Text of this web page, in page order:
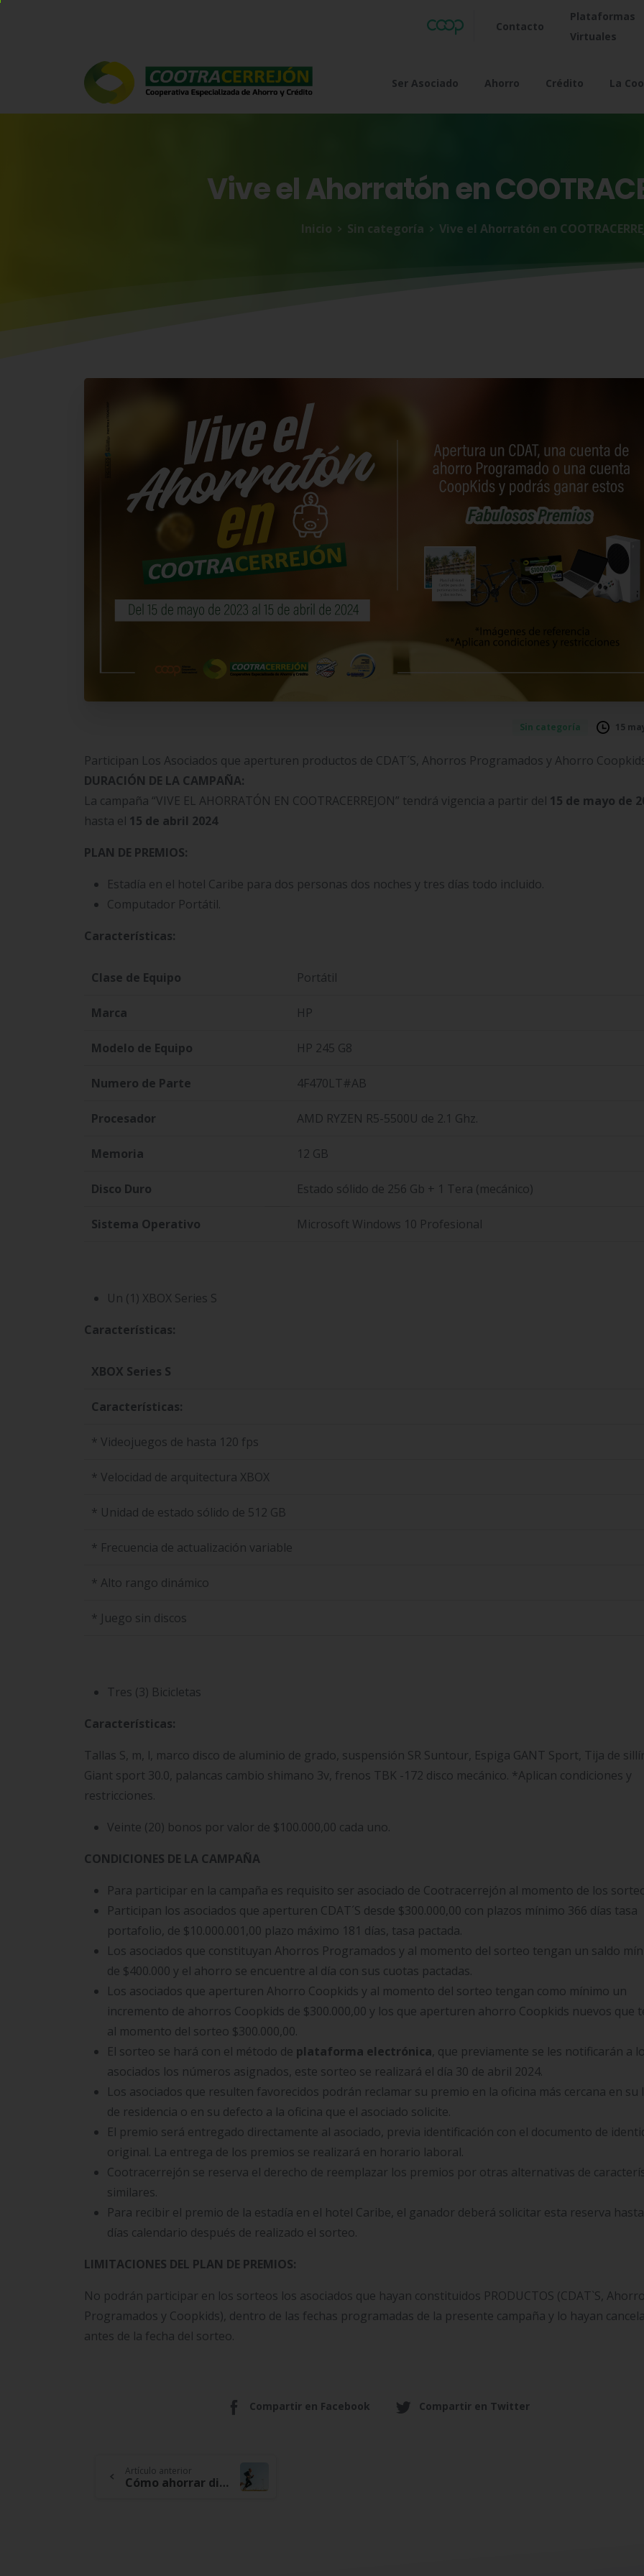
Contacto
Plataformas
Virtuales
Ser Asociado Ahorro Crédito La
ViveelAhorratónen
Inicio Sin categoría Vive el Ahorratón en
Sin categoría 15
Participan Los Asociados que aperturen productos de CDAT´S, Ahorros Programados y Ahorro
DURACIÓN DE LA CAMPAÑA:
La campaña “VIVE EL AHORRATÓN EN COOTRACERREJON” tendrá vigencia a partir del 15 de mayo de
hasta el 15 de abril 2024
PLAN DE PREMIOS:
Estadía en el hotel Caribe para dos personas dos noches y tres días todo incluido.
Computador Portátil.
Características:
Clase de Equipo Portátil
Marca HP
Modelo de Equipo HP 245 G8
Numero de Parte 4F470LT#AB
Procesador AMD RYZEN R5-5500U de 2.1 Ghz.
Memoria 12 GB
Disco Duro Estado sólido de 256 Gb + 1 Tera (mecánico)
Sistema Operativo Microsoft Windows 10 Profesional
Un (1) XBOX Series S
Características:
XBOX Series S
Características:
* Videojuegos de hasta 120 fps
* Velocidad de arquitectura XBOX
* Unidad de estado sólido de 512 GB
* Frecuencia de actualización variable
* Alto rango dinámico
* Juego sin discos
Tres (3) Bicicletas
Características:
Tallas S, m, l, marco disco de aluminio de grado, suspensión SR Suntour, Espiga GANT Sport, Tija de
Giant sport 30.0, palancas cambio shimano 3v, frenos TBK -172 disco mecánico. *Aplican condiciones y
restricciones.
Veinte (20) bonos por valor de $100.000,00 cada uno.
CONDICIONES DE LA CAMPAÑA
Para participar en la campaña es requisito ser asociado de Cootracerrejón al momento de los
Participan los asociados que aperturen CDAT´S desde $300.000,00 con plazos mínimo 366 días tasa
portafolio, de $10.000.001,00 plazo máximo 181 días, tasa pactada.
Los asociados que constituyan Ahorros Programados y al momento del sorteo tengan un saldo
de $400.000 y el ahorro se encuentre al día con sus cuotas pactadas.
Los asociados que aperturen Ahorro Coopkids y al momento del sorteo tengan como mínimo un
incremento de ahorros Coopkids de $300.000,00 y los que aperturen ahorro Coopkids nuevos que
al momento del sorteo $300.000,00.
El sorteo se hará con el método de plataforma electrónica, que previamente se les notificarán a
asociados los números asignados, este sorteo se realizará el día 30 de abril 2024.
Los asociados que resulten favorecidos podrán reclamar su premio en la oficina más cercana en su
de residencia o en su defecto a la oficina que el asociado solicite.
El premio será entregado directamente al asociado, previa identificación con el documento de
original. La entrega de los premios se realizará en horario laboral.
Cootracerrejón se reserva el derecho de reemplazar los premios por otras alternativas de
similares.
Para recibir el premio de la estadía en el hotel Caribe, el ganador deberá solicitar esta reserva
días calendario después de realizado el sorteo.
LIMITACIONES DEL PLAN DE PREMIOS:
No podrán participar en los sorteos los asociados que hayan constituidos PRODUCTOS (CDAT`S,
Programados y Coopkids), dentro de las fechas programadas de la presente campaña y lo hayan
antes de la fecha del sorteo.
Compartir en Facebook Compartir en Twitter
Continue
Artículo anterior
Cómo ahorrar dinero si tienes mascotas